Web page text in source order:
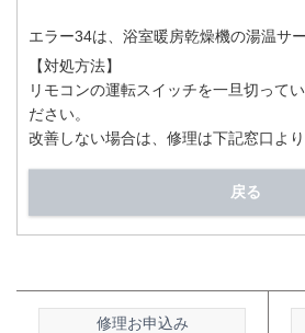
エラー34は、浴室暖房乾燥機の湯温サ
【対処方法】
リモコンの運転スイッチを一旦切って
ださい。
改善しない場合は、修理は下記窓口より
戻る
修理お申込み